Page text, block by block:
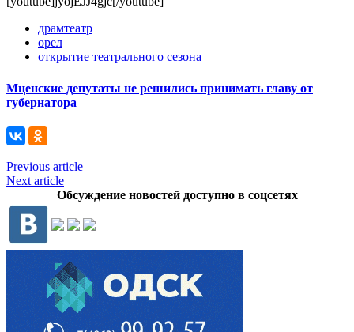
драмтеатр
орел
открытие театрального сезона
Мценские депутаты не решились принимать главу от
губернатора
Previous article
Next article
Обсуждение новостей доступно в соцсетях